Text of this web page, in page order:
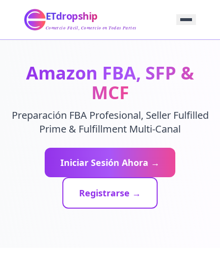
Abastecimiento
Servicio
Producto
Contáctenos
ETdropship
Comercio Fácil, Comercio en Todas Partes
Amazon FBA, SFP &
MCF
Preparación FBA Profesional, Seller Fulfilled
Prime & Fulfillment Multi-Canal
Iniciar Sesión Ahora →
Registrarse →